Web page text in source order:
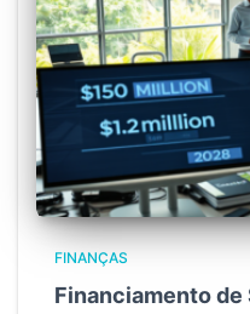
FINANÇAS
Financiamento de